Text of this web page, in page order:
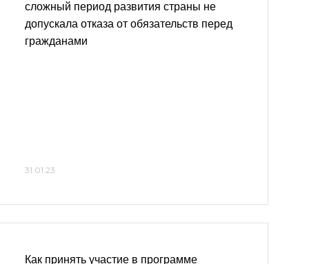
сложный период развития страны не
допускала отказа от обязательств перед
гражданами
31.01.23
Как принять участие в программе